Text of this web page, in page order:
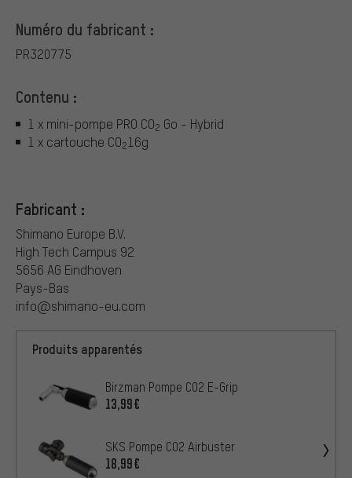
Numéro du fabricant :
PR320775
Contenu :
1 x mini-pompe PRO CO2 Go - Hybrid
1 x cartouche CO216g
Fabricant :
Shimano Europe B.V.
High Tech Campus 92
5656 AG Eindhoven
Pays-Bas
info@shimano-eu.com
Produits apparentés
Birzman Pompe CO2 E-Grip
13,99€
SKS Pompe CO2 Airbuster
18,99€